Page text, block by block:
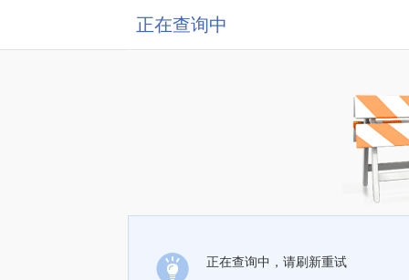
正在查询中
正在查询中，请刷新重试